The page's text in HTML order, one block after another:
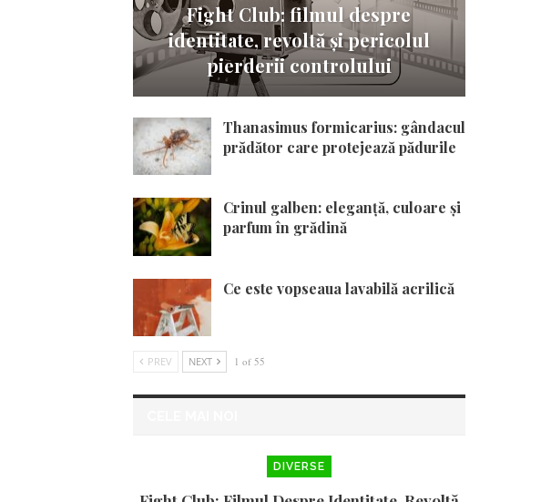
Fight Club: filmul despre
identitate, revoltă și pericolul
pierderii controlului
Thanasimus formicarius: gândacul
prădător care protejează pădurile
Crinul galben: eleganță, culoare și
parfum în grădină
Ce este vopseaua lavabilă acrilică
PREV NEXT 1 of 55
DIVERSE